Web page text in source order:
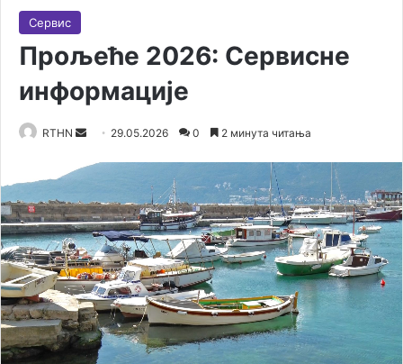
Сервис
Прољеће 2026: Сервисне
информације
RTHN
a
n
e
m
a
i
29.05.2026 0 2 минута читања